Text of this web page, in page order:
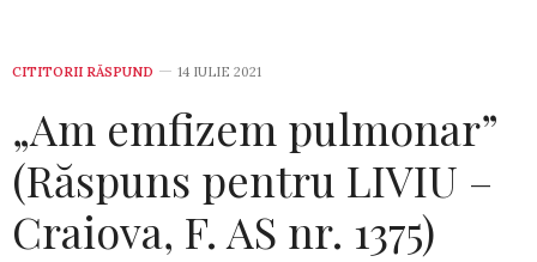
CITITORII RĂSPUND 14 IULIE 2021
„Am emfizem pulmonar”
(Răspuns pentru LIVIU –
Craiova, F. AS nr. 1375)